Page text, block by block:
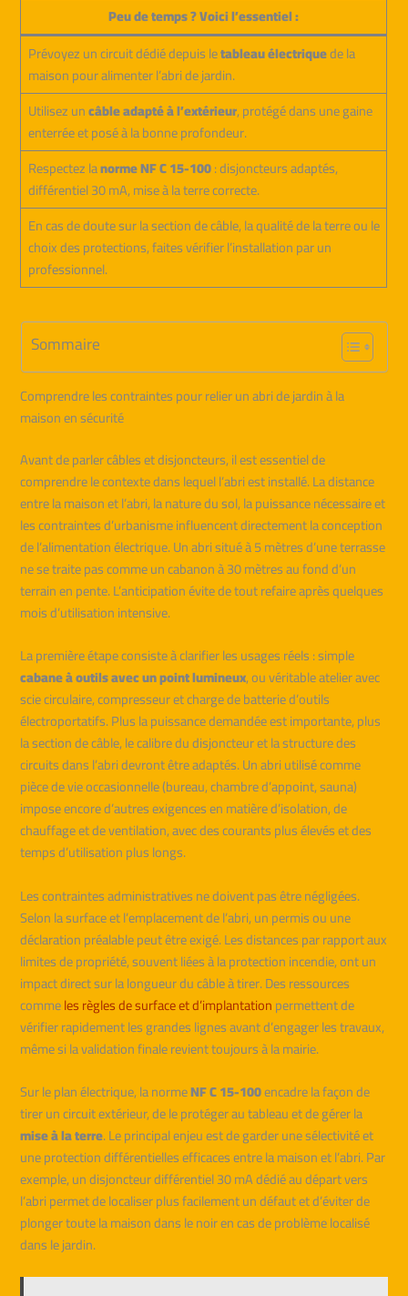
Peu de temps ? Voici l’essentiel :
Prévoyez un circuit dédié depuis letableau électriquede la
maison pour alimenter l’abri de jardin.
Utilisez uncâble adapté à l’extérieur, protégé dans une gaine
enterrée et posé à la bonne profondeur.
Respectez lanorme NF C 15-100: disjoncteurs adaptés,
différentiel 30 mA, mise à la terre correcte.
En cas de doute sur la section de câble, la qualité de la terre ou le
choix des protections, faites vérifier l’installation par un
professionnel.
Sommaire
Comprendre les contraintes pour relier un abri de jardin à la
maison en sécurité
Avant de parler câbles et disjoncteurs, il est essentiel de
comprendre le contexte dans lequel l’abri est installé. La distance
entre la maison et l’abri, la nature du sol, la puissance nécessaire et
les contraintes d’urbanisme influencent directement la conception
de l’alimentation électrique. Un abri situé à 5 mètres d’une terrasse
ne se traite pas comme un cabanon à 30 mètres au fond d’un
terrain en pente. L’anticipation évite de tout refaire après quelques
mois d’utilisation intensive.
La première étape consiste à clarifier les usages réels : simple
cabane à outils avec un point lumineux, ou véritable atelier avec
scie circulaire, compresseur et charge de batterie d’outils
électroportatifs. Plus la puissance demandée est importante, plus
la section de câble, le calibre du disjoncteur et la structure des
circuits dans l’abri devront être adaptés. Un abri utilisé comme
pièce de vie occasionnelle (bureau, chambre d’appoint, sauna)
impose encore d’autres exigences en matière d’isolation, de
chauffage et de ventilation, avec des courants plus élevés et des
temps d’utilisation plus longs.
Les contraintes administratives ne doivent pas être négligées.
Selon la surface et l’emplacement de l’abri, un permis ou une
déclaration préalable peut être exigé. Les distances par rapport aux
limites de propriété, souvent liées à la protection incendie, ont un
impact direct sur la longueur du câble à tirer. Des ressources
commeles règles de surface et d’implantationpermettent de
vérifier rapidement les grandes lignes avant d’engager les travaux,
même si la validation finale revient toujours à la mairie.
Sur le plan électrique, la normeNF C 15-100encadre la façon de
tirer un circuit extérieur, de le protéger au tableau et de gérer la
mise à la terre. Le principal enjeu est de garder une sélectivité et
une protection différentielles efficaces entre la maison et l’abri. Par
exemple, un disjoncteur différentiel 30 mA dédié au départ vers
l’abri permet de localiser plus facilement un défaut et d’éviter de
plonger toute la maison dans le noir en cas de problème localisé
dans le jardin.